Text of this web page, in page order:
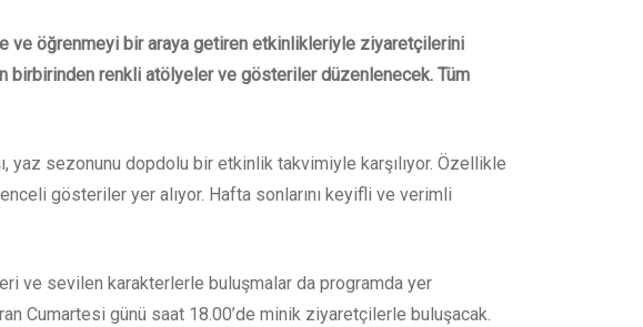
ve öğrenmeyi bir araya getiren etkinlikleriyle ziyaretçilerini
birbirinden renkli atölyeler ve gösteriler düzenlenecek. Tüm
yaz sezonunu dopdolu bir etkinlik takvimiyle karşılıyor. Özellikle
gösteriler yer alıyor. Hafta sonlarını keyifli ve verimli
ve sevilen karakterlerle buluşmalar da programda yer
Cumartesi günü saat 18.00’de minik ziyaretçilerle buluşacak.